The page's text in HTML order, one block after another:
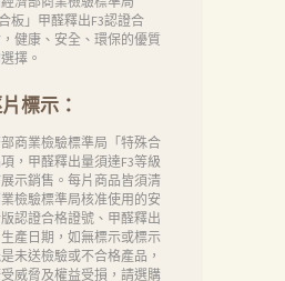
合板」甲醛釋出F3認證合
，健康、安全、環保的優質
擇。
標示：
商業檢驗標準局「特殊合
，甲醛釋出量須達F3等級
示銷售。每片商品皆須清
檢驗標準局核准使用的安
認證合格證號、甲醛釋出
產日期，如無標示或標示
未送檢驗或不合格產品，
威脅及權益受損，請選購